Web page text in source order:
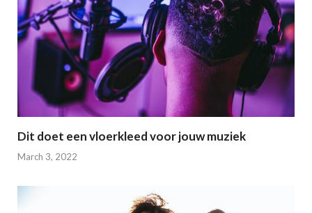
Dit doet een vloerkleed voor jouw muziek
March 3, 2022